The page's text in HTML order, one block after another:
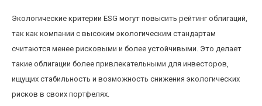
Экологические критерии ESG могут повысить рейтинг облигаций,
так как компании с высоким экологическим стандартам
считаются менее рисковыми и более устойчивыми. Это делает
такие облигации более привлекательными для инвесторов,
ищущих стабильность и возможность снижения экологических
рисков в своих портфелях.